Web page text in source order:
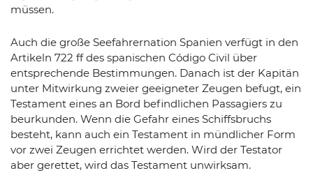
müssen.
Auch die große Seefahrernation Spanien verfügt in den
Artikeln 722 ff des spanischen Código Civil über
entsprechende Bestimmungen. Danach ist der Kapitän
unter Mitwirkung zweier geeigneter Zeugen befugt, ein
Testament eines an Bord befindlichen Passagiers zu
beurkunden. Wenn die Gefahr eines Schiffsbruchs
besteht, kann auch ein Testament in mündlicher Form
vor zwei Zeugen errichtet werden. Wird der Testator
aber gerettet, wird das Testament unwirksam.